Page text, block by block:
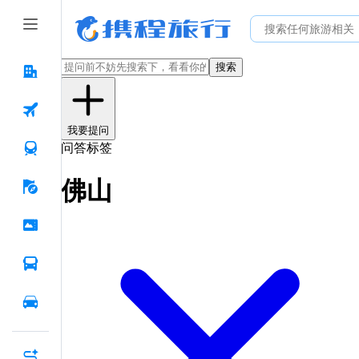
搜索
我要提问
问答标签
佛山